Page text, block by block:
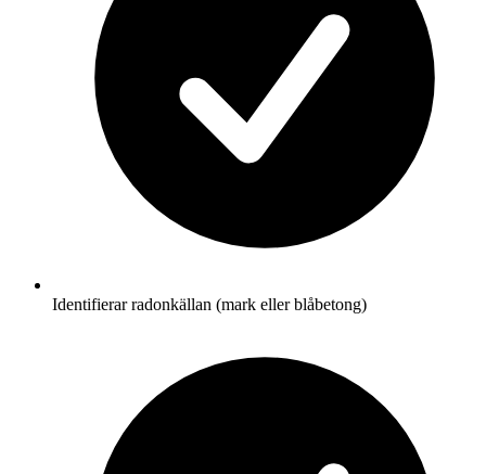
Identifierar radonkällan (mark eller blåbetong)